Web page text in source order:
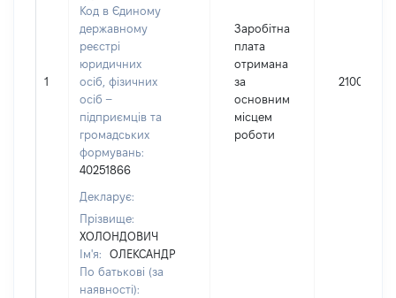
1
Код в Єдиному
державному
реєстрі
юридичних
осіб, фізичних
осіб –
підприємців та
громадських
формувань:
40251866
Декларує:
Прізвище:
ХОЛОНДОВИЧ
Ім'я:
ОЛЕКСАНДР
По батькові (за
наявності):
Заробітна
плата
отримана
за
основним
місцем
роботи
21000